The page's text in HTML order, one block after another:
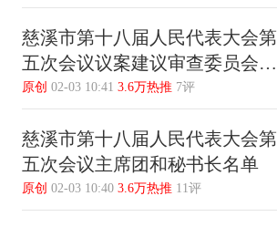
慈溪市第十八届人民代表大会第
五次会议议案建议审查委员会名
单
原创 02-03 10:41 3.6万热推 7评
慈溪市第十八届人民代表大会第
五次会议主席团和秘书长名单
原创 02-03 10:40 3.6万热推 11评